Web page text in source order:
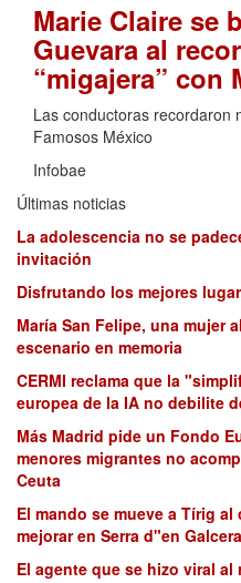
Marie Claire se
Guevara al
“migajera” con
Las conductoras recordaron
Famosos México
Infobae
Últimas noticias
La adolescencia no se
invitación
Disfrutando los mejores
María San Felipe, una mujer
escenario en memoria
CERMI reclama que la
europea de la IA no debilite
Más Madrid pide un Fondo
menores migrantes no
Ceuta
El mando se mueve a Tírig
mejorar en Serra d"en
El agente que se hizo viral